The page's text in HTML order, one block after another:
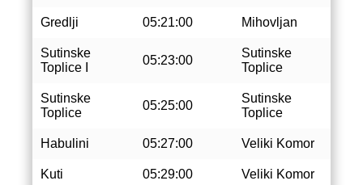
Gredlji 05:21:00 Mihovljan
Sutinske
Toplice I
05:23:00
Sutinske
Toplice
Sutinske
Toplice
05:25:00
Sutinske
Toplice
Habulini 05:27:00 Veliki Komor
Kuti 05:29:00 Veliki Komor